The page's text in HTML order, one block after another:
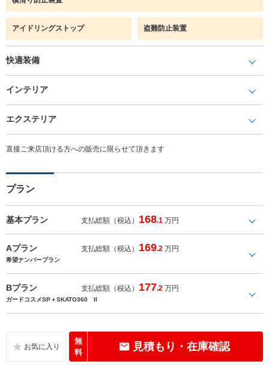
アイドリングストップ 盗難防止装置
快適装備
インテリア
エクステリア
直接ご来店頂ける方への販売に限らせて頂きます
プラン
基本プラン 支払総額（税込） 168.1 万円
Aプラン 支払総額（税込） 169.2 万円
希望ナンバープラン
Bプラン 支払総額（税込） 177.2 万円
ガードコスメSP＋SKATO360 II
無
料
見積もり・在庫確認